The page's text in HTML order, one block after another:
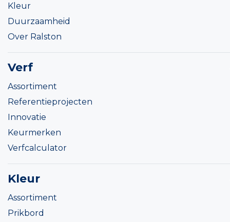
Kleur
Duurzaamheid
Over Ralston
Verf
Assortiment
Referentieprojecten
Innovatie
Keurmerken
Verfcalculator
Kleur
Assortiment
Prikbord